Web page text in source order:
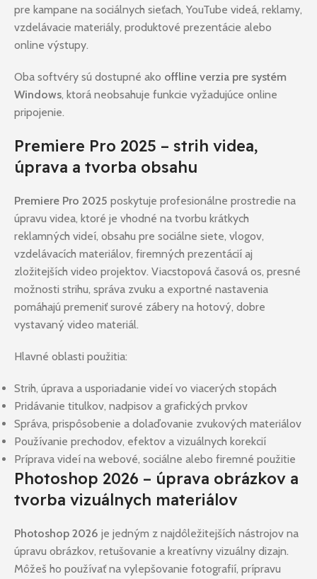
pre kampane na sociálnych sieťach, YouTube videá, reklamy,
vzdelávacie materiály, produktové prezentácie alebo
online výstupy.
Oba softvéry sú dostupné ako offline verzia pre systém
Windows, ktorá neobsahuje funkcie vyžadujúce online
pripojenie.
Premiere Pro 2025 – strih videa,
úprava a tvorba obsahu
Premiere Pro 2025 poskytuje profesionálne prostredie na
úpravu videa, ktoré je vhodné na tvorbu krátkych
reklamných videí, obsahu pre sociálne siete, vlogov,
vzdelávacích materiálov, firemných prezentácií aj
zložitejších video projektov. Viacstopová časová os, presné
možnosti strihu, správa zvuku a exportné nastavenia
pomáhajú premeniť surové zábery na hotový, dobre
vystavaný video materiál.
Hlavné oblasti použitia:
Strih, úprava a usporiadanie videí vo viacerých stopách
Pridávanie titulkov, nadpisov a grafických prvkov
Správa, prispôsobenie a dolaďovanie zvukových materiálov
Používanie prechodov, efektov a vizuálnych korekcií
Príprava videí na webové, sociálne alebo firemné použitie
Photoshop 2026 – úprava obrázkov a
tvorba vizuálnych materiálov
Photoshop 2026 je jedným z najdôležitejších nástrojov na
úpravu obrázkov, retušovanie a kreatívny vizuálny dizajn.
Môžeš ho používať na vylepšovanie fotografií, prípravu